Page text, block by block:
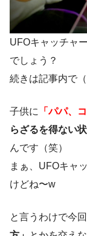
UFOキャッチャ
でしょう？
続きは記事内で（
子供に 「パパ、
らざるを得ない
んです（笑）
まぁ、UFOキャ
けどね〜w
と言うわけで今